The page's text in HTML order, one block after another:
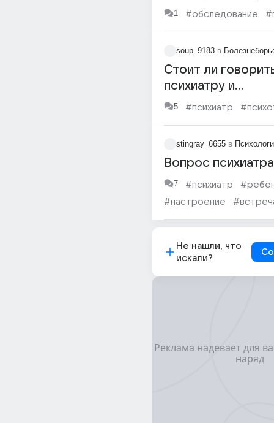
1 #обследование
soup_9183 в
Стоит ли
психиатру и
психотерапевту
5 #психиатр
stingray_6655 в
Вопрос
7 #психиатр
#настроение
#полиция
#заявление
Не нашли, что
искали?